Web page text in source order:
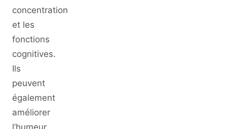
concentration
et les
fonctions
cognitives.
Ils
peuvent
également
améliorer